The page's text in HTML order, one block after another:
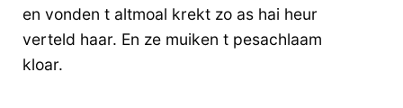
en vonden t altmoal krekt zo as hai heur
verteld haar. En ze muiken t pesachlaam
kloar.